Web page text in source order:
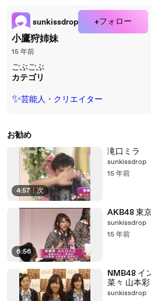
sunkissdrop +フォロー
小鷹狩姉妹
15 年前
ごぶごぶ
カテゴリ
✨芸能人・クリエイター
お勧め
4:57 次
滝口ミラ
sunkissdrop
15 年前
6:56
AKB48 東
sunkissdrop
15 年前
NMB48 イ
菜々 山本
茉由
sunkissdrop